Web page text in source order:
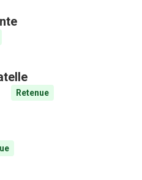
Retenue